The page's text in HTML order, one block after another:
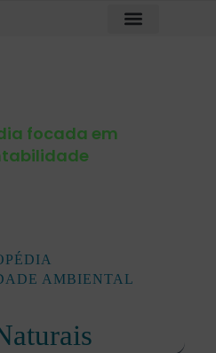
focada em
AMBIENTAL